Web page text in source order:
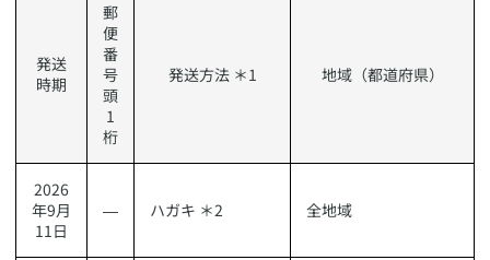
​発送
時期
​郵
便
番
号
頭
1
桁
​発送方法 ＊1 ​地域（都道府県）
​2026
年9月
11日
​― ​ハガキ ＊2 ​全地域